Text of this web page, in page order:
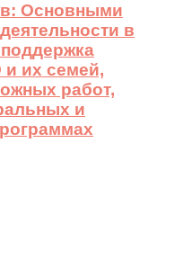
Основными
в
их семей,
работ,
и